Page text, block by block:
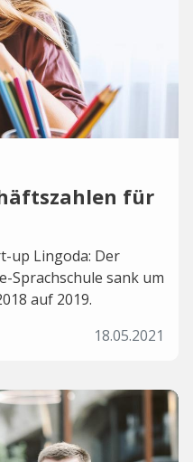
für
up Lingoda: Der
Sprachschule sank um
auf 2019.
18.05.2021